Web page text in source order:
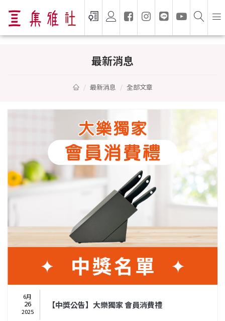
最新消息
最新消息 全部文章
6月
26
2025
【中獎公告】大樂獨家 會員消費禮